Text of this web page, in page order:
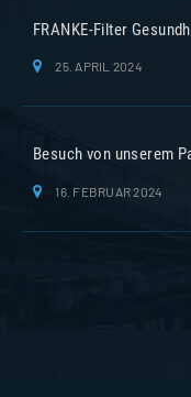
FRANKE-Filter
25. APRIL 2024
Besuch von unserem
16. FEBRUAR 2024